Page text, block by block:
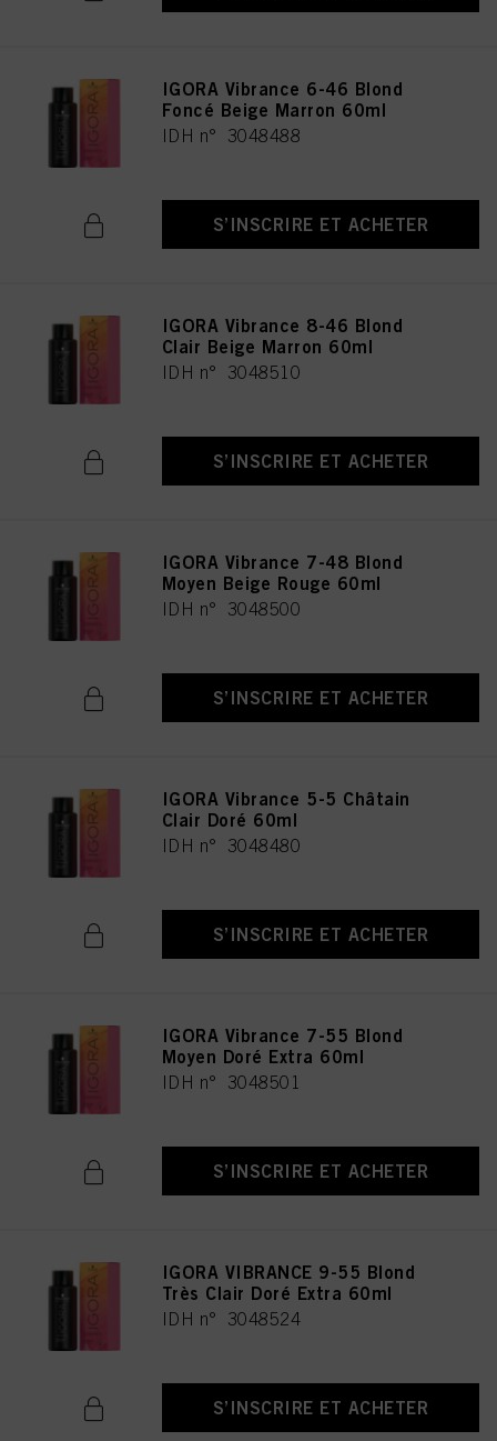
IGORA Vibrance 6-46 Blond
Foncé Beige Marron 60ml
IDH n° 3048488
S’INSCRIRE ET ACHETER
IGORA Vibrance 8-46 Blond
Clair Beige Marron 60ml
IDH n° 3048510
S’INSCRIRE ET ACHETER
IGORA Vibrance 7-48 Blond
Moyen Beige Rouge 60ml
IDH n° 3048500
S’INSCRIRE ET ACHETER
IGORA Vibrance 5-5 Châtain
Clair Doré 60ml
IDH n° 3048480
S’INSCRIRE ET ACHETER
IGORA Vibrance 7-55 Blond
Moyen Doré Extra 60ml
IDH n° 3048501
S’INSCRIRE ET ACHETER
IGORA VIBRANCE 9-55 Blond
Très Clair Doré Extra 60ml
IDH n° 3048524
S’INSCRIRE ET ACHETER